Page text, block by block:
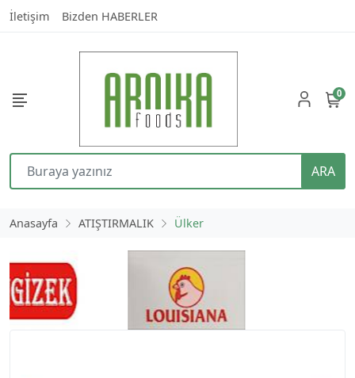
İletişim Bizden HABERLER
ARA
0
Anasayfa ATIŞTIRMALIK Ülker